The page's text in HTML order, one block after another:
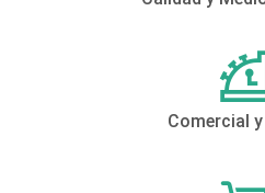
Comercial